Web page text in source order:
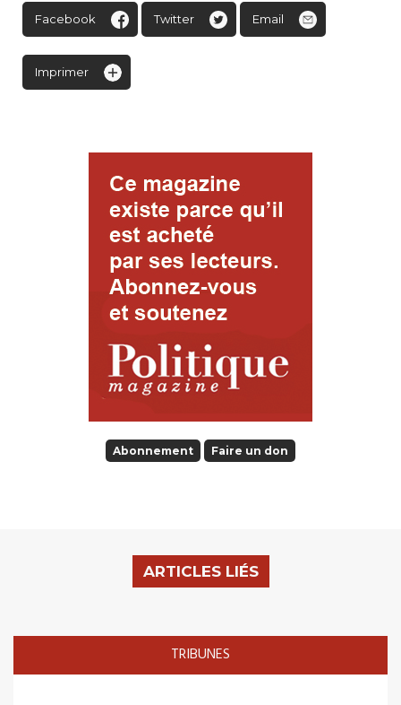
Facebook Twitter Email
Imprimer
Abonnement Faire un don
ARTICLES LIÉS
TRIBUNES